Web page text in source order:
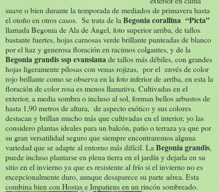
suave o bien durante la temporada de mediados de primavera hasta
el otoño en otros casos. Se trata de la Begonia corallina “Picta”
llamada Begonia de Ala de Ángel, foto superior arriba, de tallos
bastante fuertes, hojas carnosas verde brillante punteadas de blanco
por el haz y generosa floración en racimos colgantes, y de la
Begonia grandis ssp evansianade tallos más débiles, con grandes
hojas ligeramente pilosas con venas rojizas, por el envés de color
rojo brillante como se observa en la foto inferior de arriba, en esta la
floración de color rosa es menos llamativa. Cultivadas en el
exterior, a media sombra o incluso al sol, forman bellos arbustos de
hasta 1,90 metros de altura, de aspecto exótico y sus colores
destacan y brillan mucho más que cultivadas en el interior, yo las
considero plantas ideales para un balcón, patio o terraza ya que por
su gran versatilidad seguro que siempre encontraremos alguna
variedad que se adapte al entorno más difícil. La Begonia grandis,
puede incluso plantarse en plena tierra en el jardín y dejarla en su
sitio en el invierno ya que es resistente al frío si el invierno no es
excepcionalmente duro, aunque desaparece su parte aérea. Esta
combina bien con Hostas e Impatiens en un rincón sombreado.